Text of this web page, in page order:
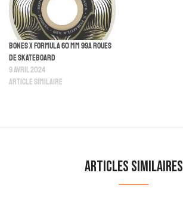
Bones X Formula 60 mm 99A Roues
De Skateboard
9 avril 2024
Article similaire
Articles similaires